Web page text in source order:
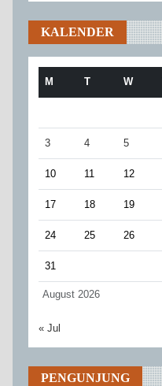
KALENDER
August 2026
M T W
3 4 5
10 11 12
17 18 19
24 25 26
31
« Jul
PENGUNJUNG